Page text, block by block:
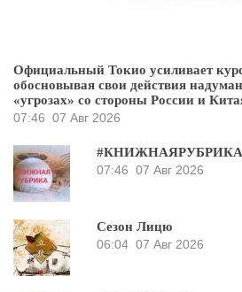
Официальный Токио усиливает
обосновывая свои действия
«угрозах» со стороны России и
07:46 07 Авг 2026
#КНИЖНАЯРУБРИКА
07:46 07 Авг 2026
Сезон Лицю
06:04 07 Авг 2026